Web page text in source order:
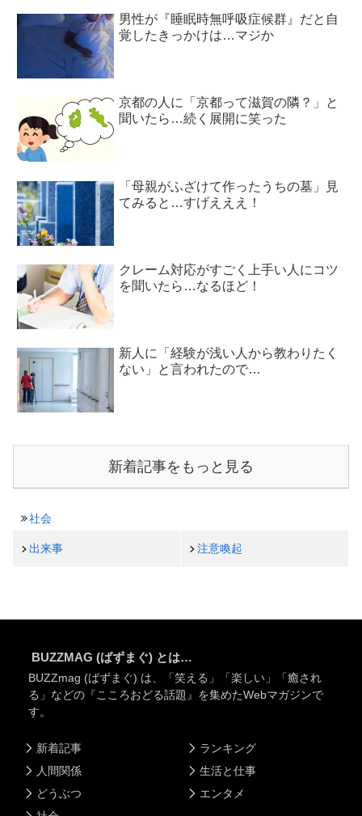
男性が『睡眠時無呼吸症候群』だと自
覚したきっかけは…マジか
京都の人に「京都って滋賀の隣？」と
聞いたら…続く展開に笑った
「母親がふざけて作ったうちの墓」見
てみると…すげえええ！
クレーム対応がすごく上手い人にコツ
を聞いたら…なるほど！
新人に「経験が浅い人から教わりたく
ない」と言われたので…
新着記事をもっと見る
社会
出来事 注意喚起
BUZZMAG (ばずまぐ) とは…
BUZZmag (ばずまぐ) は、「笑える」「楽しい」「癒され
る」などの『こころおどる話題』を集めたWebマガジンで
す。
新着記事
人間関係
どうぶつ
ランキング
生活と仕事
エンタメ